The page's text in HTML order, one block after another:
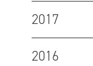
2017
2016